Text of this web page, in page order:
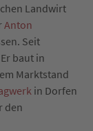
Landwirt
Anton
Seit
baut in
Marktstand
in Dorfen
den